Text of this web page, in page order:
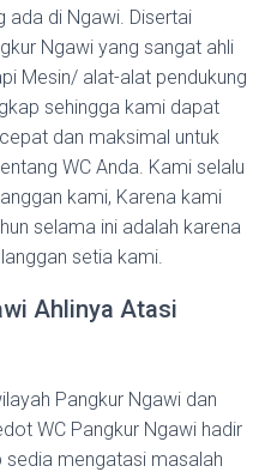
ada di Ngawi. Disertai
Ngawi yang sangat ahli
Mesin/ alat-alat pendukung
sehingga kami dapat
dan maksimal untuk
WC Anda. Kami selalu
kami, Karena kami
selama ini adalah karena
setia kami.
Ahlinya Atasi
Pangkur Ngawi dan
WC Pangkur Ngawi hadir
mengatasi masalah